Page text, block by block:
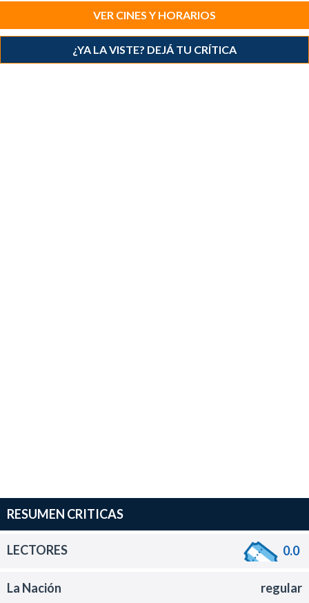
VER CINES Y HORARIOS
¿YA LA VISTE? DEJÁ TU CRÍTICA
RESUMEN CRITICAS
LECTORES 0.0
La Nación regular